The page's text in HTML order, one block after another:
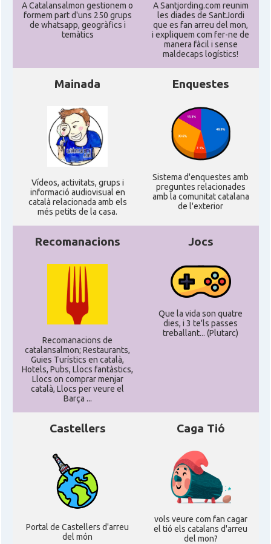
Casal
North American Catalan Society
(NACS)
Acció Acció a New York
Acció ACCIÓ a Silicon Valley
Acció Acció a Washington DC
Acció
Delegació del Govern als Estats
Delegació
Delegació del Govern als Estats
Consolat Consolat general a Boston
Consolat Consolat general a Chicago
Consolat Consolat general a Houston
Consolat Consolat general a Miami
Consolat general a New York City
A Catalansalmon gestionem o
formem part d'uns 250 grups
de whatsapp, geogràfics i
temàtics
A Santjording.com reunim
les diades de SantJordi
que es fan arreu del mon,
i expliquem com fer-ne de
manera fàcil i sense
maldecaps logí­stics!
Mainada
Ví­deos, activitats, grups i
informació audiovisual en
català relacionada amb els
més petits de la casa.
Enquestes
Sistema d'enquestes amb
preguntes relacionades
amb la comunitat catalana
de l'exterior
Recomanacions
Recomanacions de
catalansalmon; Restaurants,
Guies Turístics en català,
Hotels, Pubs, Llocs fantàstics,
Llocs on comprar menjar
català, Llocs per veure el
Barça ...
Jocs
Que la vida son quatre
dies, i 3 te'ls passes
treballant... (Plutarc)
Castellers
Portal de Castellers d'arreu
del món
Caga Tió
vols veure com fan cagar
el tió els catalans d'arreu
del mon?